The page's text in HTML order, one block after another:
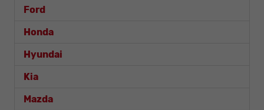
Ford
Honda
Hyundai
Kia
Mazda